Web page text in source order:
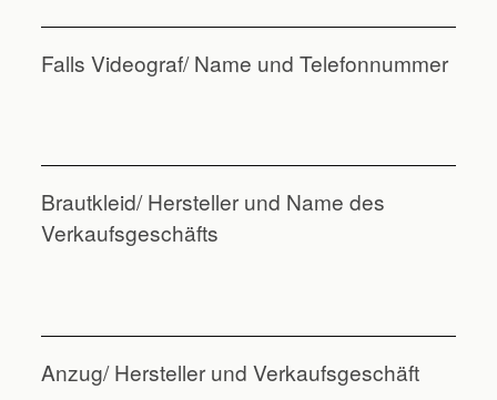
Falls Videograf/ Name und Telefonnummer
Brautkleid/ Hersteller und Name des
Verkaufsgeschäfts
Anzug/ Hersteller und Verkaufsgeschäft